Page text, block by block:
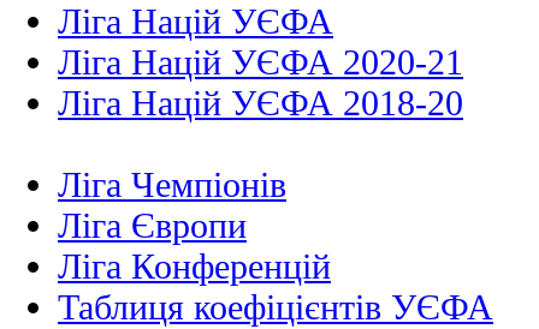
Ліга Націй УЄФА
Ліга Націй УЄФА 2020-21
Ліга Націй УЄФА 2018-20
Ліга Чемпіонів
Ліга Європи
Ліга Конференцій
Таблиця коефіцієнтів УЄФА